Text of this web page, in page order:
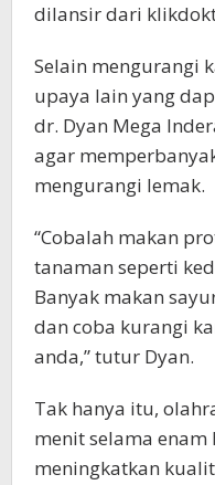
dilansir dari
Selain mengurangi
upaya lain yang
dr. Dyan Mega
agar
mengurangi lemak.
“Cobalah makan
tanaman seperti
Banyak makan
dan coba kurangi
anda,” tutur Dyan.
Tak hanya itu,
menit selama
meningkatkan